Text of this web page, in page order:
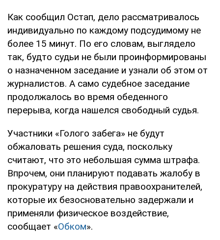
Как сообщил Остап, дело рассматривалось
индивидуально по каждому подсудимому не
более 15 минут. По его словам, выглядело
так, будто судьи не были проинформированы
о назначенном заседание и узнали об этом от
журналистов. А само судебное заседание
продолжалось во время обеденного
перерыва, когда нашелся свободный судья.
Участники «Голого забега» не будут
обжаловать решения суда, поскольку
считают, что это небольшая сумма штрафа.
Впрочем, они планируют подавать жалобу в
прокуратуру на действия правоохранителей,
которые их безосновательно задержали и
применяли физическое воздействие,
сообщает «Обком».